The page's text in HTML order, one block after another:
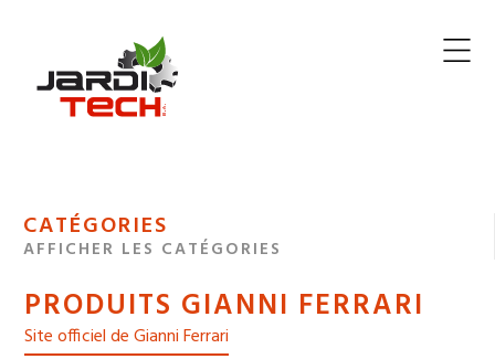
Jarditech
MENU
DE
DES
CATÉGORIES
AFFICHER LES CATÉGORIES
PRODUITS GIANNI FERRARI
Site officiel de Gianni Ferrari